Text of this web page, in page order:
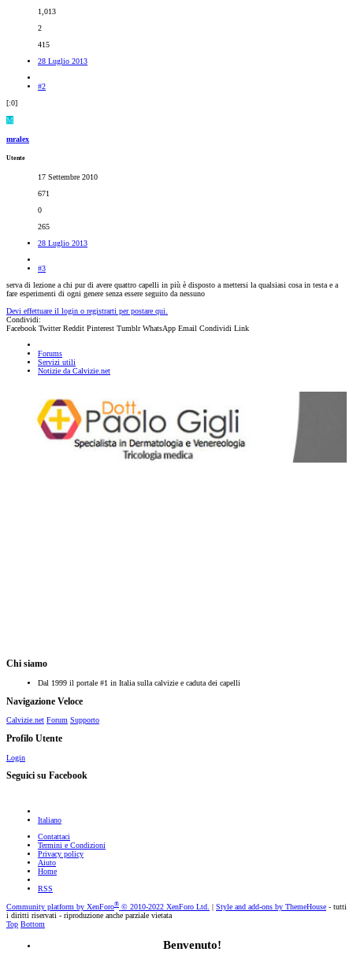
1,013
2
415
28 Luglio 2013
#2
[:0]
M
mralex
Utente
17 Settembre 2010
671
0
265
28 Luglio 2013
#3
serva di lezione a chi pur di avere quattro capelli in più è disposto a mettersi la qualsiasi cosa in testa e a
fare esperimenti di ogni genere senza essere seguito da nessuno
Devi effettuare il login o registrarti per postare qui.
Condividi:
Facebook Twitter Reddit Pinterest Tumblr WhatsApp Email Condividi Link
Forums
Servizi utili
Notizie da Calvizie.net
Chi siamo
Dal 1999 il portale #1 in Italia sulla calvizie e caduta dei capelli
Navigazione Veloce
Calvizie.net Forum Supporto
Profilo Utente
Login
Seguici su Facebook
Italiano
Contattaci
Termini e Condizioni
Privacy policy
Aiuto
Home
RSS
Community platform by XenForo® © 2010-2022 XenForo Ltd. Style and add-ons by ThemeHouse - tutti
i diritti riservati - riproduzione anche parziale vietata
Top Bottom
Benvenuto!